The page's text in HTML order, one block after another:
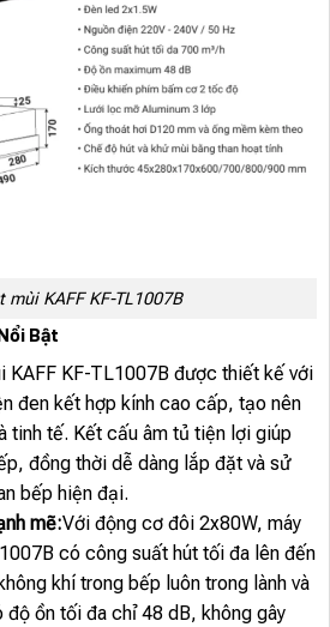
mùi KAFF KF-TL1007B
Bật
KAFF KF-TL1007B được thiết kế với
đen kết hợp kính cao cấp, tạo nên
tinh tế. Kết cấu âm tủ tiện lợi giúp
đồng thời dễ dàng lắp đặt và sử
bếp hiện đại.
mẽ:Với động cơ đôi 2x80W, máy
có công suất hút tối đa lên đến
khí trong bếp luôn trong lành và
ồn tối đa chỉ 48 dB, không gây